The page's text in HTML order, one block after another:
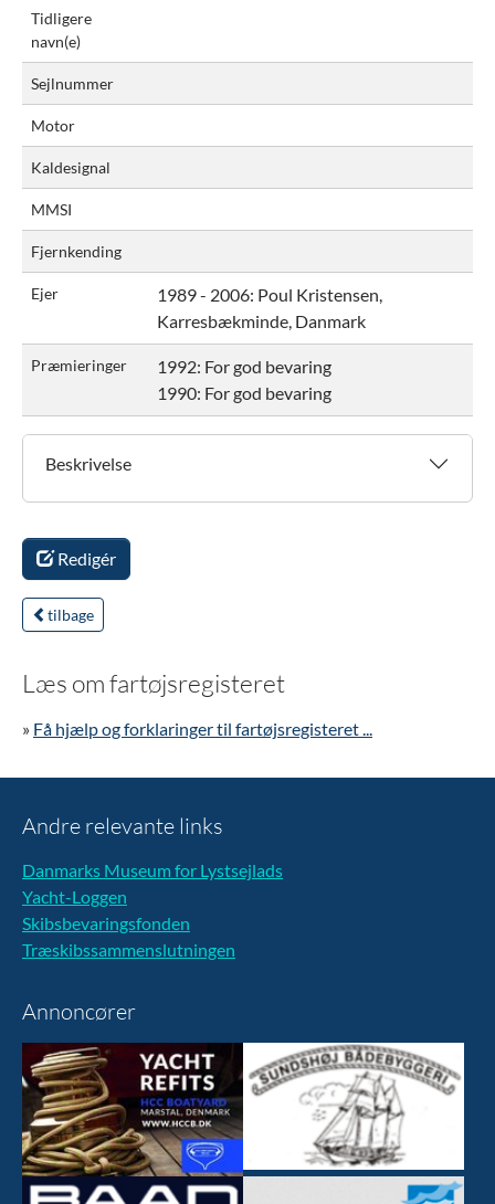
Tidligere
navn(e)
Sejlnummer
Motor
Kaldesignal
MMSI
Fjernkending
Ejer 1989 - 2006: Poul Kristensen,
Karresbækminde, Danmark
Præmieringer
1992: For god bevaring
1990: For god bevaring
Beskrivelse
Redigér
tilbage
Læs om fartøjsregisteret
» Få hjælp og forklaringer til fartøjsregisteret ...
Andre relevante links
Danmarks Museum for Lystsejlads
Yacht-Loggen
Skibsbevaringsfonden
Træskibssammenslutningen
Annoncører